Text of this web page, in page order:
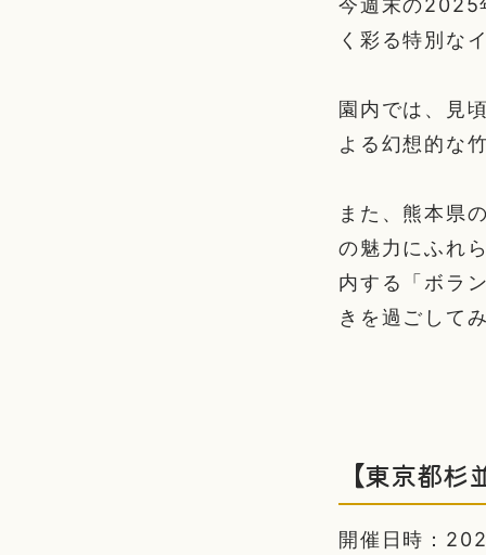
今週末の2025
く彩る特別な
園内では、見
よる幻想的な
また、熊本県
の魅力にふれ
内する「ボラ
きを過ごして
【東京都
開催日時：